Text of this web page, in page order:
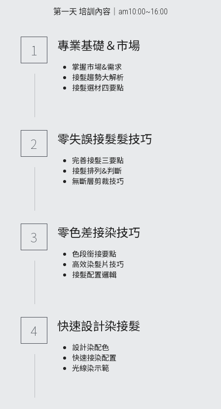
第一天 培訓內容｜am10:00~16:00
1 專業基礎＆市場
掌握市場&需求
接髮趨勢大解析
接髮選材四要點
2 零失誤接髮髮技巧
完善接髮三要點
接髮排列&判斷
無斷層剪裁技巧
3 零色差接染技巧
色段銜接要點
高效染髮片技巧
接髮配置邏輯
4 快速設計染接髮
設計染配色
快速接染配置
光線染示範